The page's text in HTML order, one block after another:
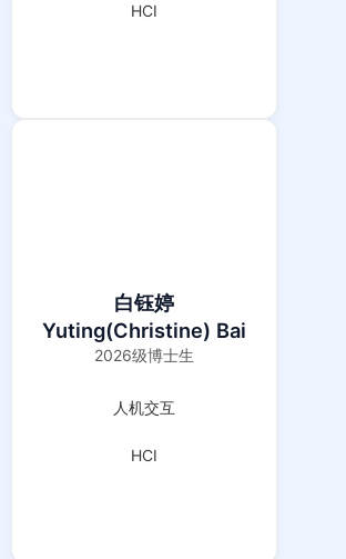
HCI
白钰婷
Yuting(Christine) Bai
2026级博士生
人机交互
HCI